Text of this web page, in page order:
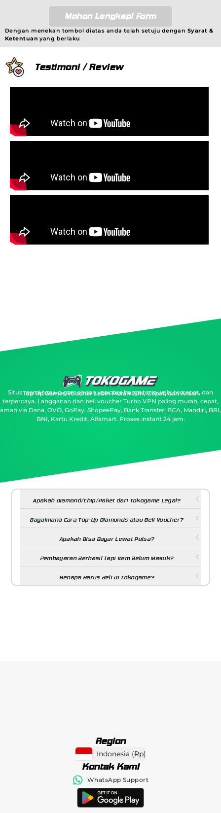
Mohon Lengkapi Form
Dengan menekan tombol diatas anda telah setuju dengan Syarat &
Ketentuan yang berlaku
Testimoni / Review
Top Up Games Voucher Lebih Murah 20%, Cepat, dan Aman
Situs resmi top up games dan voucher harga termurah, tercepat, dan
terpercaya. Langganan dan beli voucher Turbo VPN paling murah, cepat,
aman via Dana, OVO, GoPay, ShopeePay, Bank Transfer, BCA, Mandiri, BRI,
BNI, Kartu Kredit, Alfamart. Proses instant 24 jam.
Apakah Diamond/Chip/Paket dari Tokogame Legal?
Bagaimana Cara Top-Up Diamonds atau Beli Voucher?
Apakah Bisa Bayar Lewat Pulsa?
Pembayaran Berhasil Tapi Item Belum Masuk?
Kenapa Harus Beli Di Tokogame?
Region
Indonesia (Rp)
Kontak Kami
WhatsApp Support